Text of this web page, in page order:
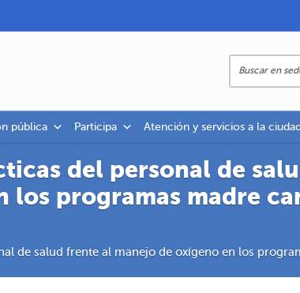
pública Participa Atención y servicios a la
del personal de
los programas madre
de salud frente al manejo de oxígeno en los